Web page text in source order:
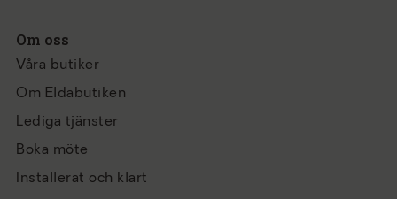
Om oss
Våra butiker
Om Eldabutiken
Lediga tjänster
Boka möte
Installerat och klart